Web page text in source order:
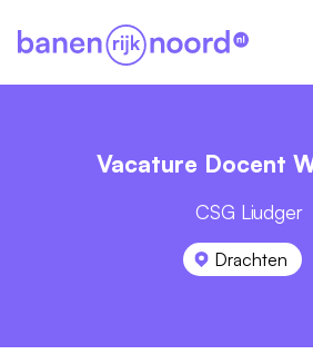
Vacature Docent
CSG Liudger
Drachten